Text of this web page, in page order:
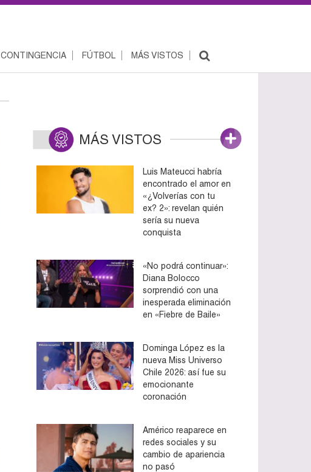
CONTINGENCIA FÚTBOL MÁS VISTOS
MÁS VISTOS
Luis Mateucci habría
encontrado el amor en
«¿Volverías con tu
ex? 2»: revelan quién
sería su nueva
conquista
«No podrá continuar»:
Diana Bolocco
sorprendió con una
inesperada eliminación
en «Fiebre de Baile»
Dominga López es la
nueva Miss Universo
Chile 2026: así fue su
emocionante
coronación
Américo reaparece en
redes sociales y su
cambio de apariencia
no pasó